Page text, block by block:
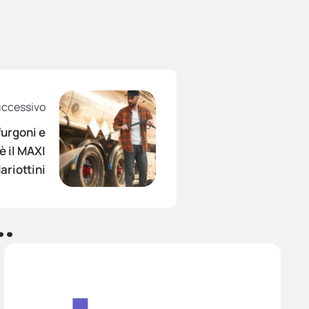
e
il MAXI